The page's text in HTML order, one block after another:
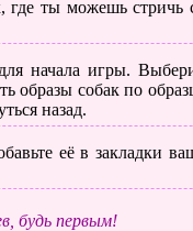
ты можешь стричь
начала игры.
образы собак по
назад.
её в закладки
будь первым!